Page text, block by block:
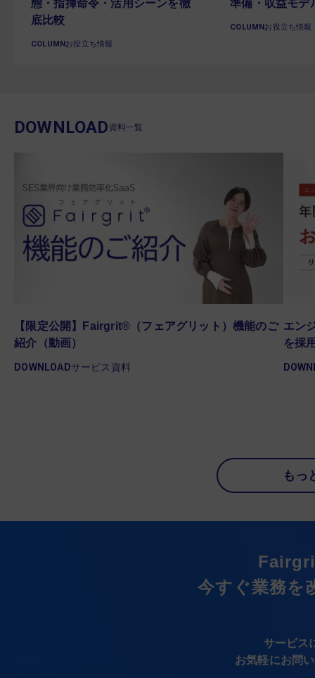
態・指揮命令・活用シーンを徹
底比較
COLUMN お役立ち情報
準備・収益モデ
COLUMN お役立ち情報
DOWNLOAD 資料一覧
【限定公開】Fairgrit®（フェアグリット）機能のご
紹介（動画）
DOWNLOADサービス資料
エン
を採
もっ
今すぐ業務を
サービス
お気軽にお問